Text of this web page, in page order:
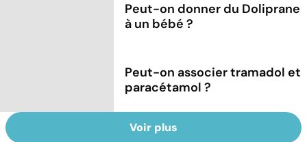
Peut-on donner du Doliprane
à un bébé ?
Peut-on associer tramadol et
paracétamol ?
Voir plus